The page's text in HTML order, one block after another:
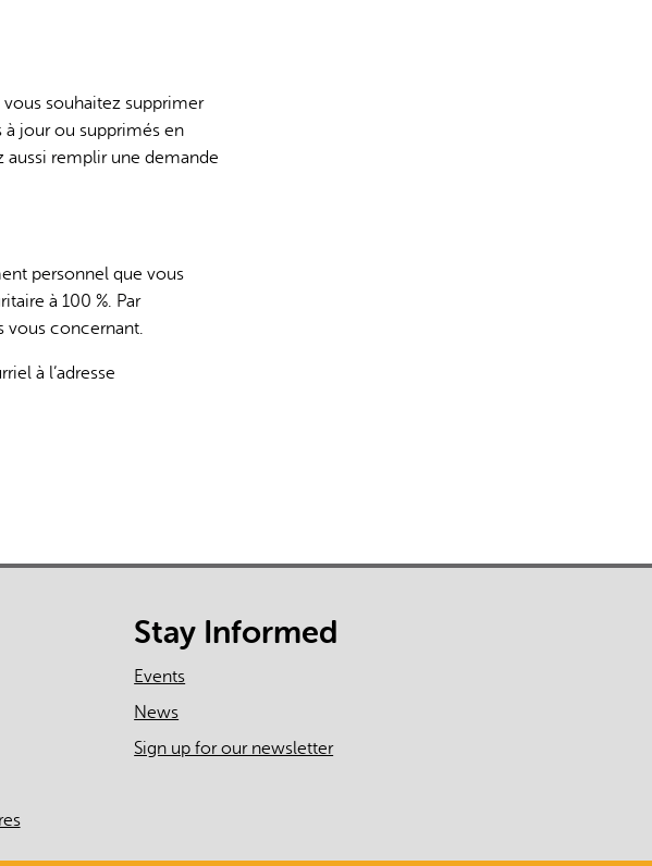
souhaitez supprimer
à jour ou supprimés en
aussi remplir une demande
personnel que vous
à 100 %. Par
vous concernant.
à l’adresse
Stay Informed
Events
News
Sign up for our newsletter